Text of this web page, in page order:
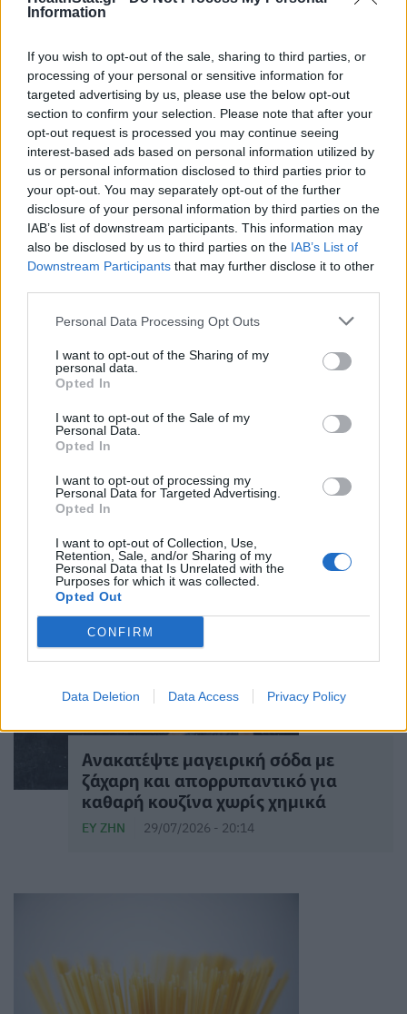
Information
If you wish to opt-out of the sale, sharing to third parties, or
processing of your personal or sensitive information for
targeted advertising by us, please use the below opt-out
section to confirm your selection. Please note that after your
opt-out request is processed you may continue seeing
interest-based ads based on personal information utilized by
us or personal information disclosed to third parties prior to
your opt-out. You may separately opt-out of the further
disclosure of your personal information by third parties on the
IAB’s list of downstream participants. This information may
also be disclosed by us to third parties on the IAB’s List of
Downstream Participants that may further disclose it to other
Personal Data Processing Opt Outs
I want to opt-out of the Sharing of my
personal data.
Opted In
I want to opt-out of the Sale of my
Personal Data.
Opted In
I want to opt-out of processing my
Personal Data for Targeted Advertising.
Opted In
I want to opt-out of Collection, Use,
Retention, Sale, and/or Sharing of my
Personal Data that Is Unrelated with the
Purposes for which it was collected.
Opted Out
CONFIRM
Data Deletion Data Access Privacy Policy
ΕΥ ΖΗΝ 30/07/2026 - 03:46
Καύσωνας: Πώς να κρατήσετε τα
παιδιά ασφαλή
ΕΥ ΖΗΝ 30/07/2026 - 03:30
γυναίκες μετά τα 50 αξίζουν ένα
καλοκαίρι χωρίς ενοχές
29/07/2026 - 23:27
Ανακατέψτε μαγειρική σόδα με
ζάχαρη και απορρυπαντικό για
καθαρή κουζίνα χωρίς χημικά
ΕΥ ΖΗΝ 29/07/2026 - 20:14